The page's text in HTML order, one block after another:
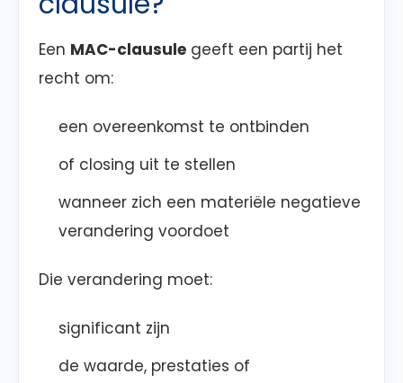
Een MAC-clausule geeft een partij het
recht om:
een overeenkomst te ontbinden
of closing uit te stellen
wanneer zich een materiële negatieve
verandering voordoet
Die verandering moet:
significant zijn
de waarde, prestaties of